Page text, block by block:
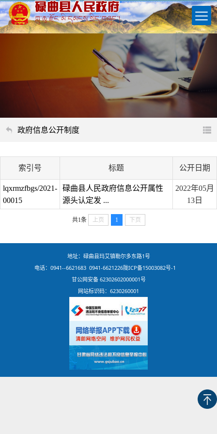
政府信息公开制度
索引号 标题 公开日期
lqxrmzfbgs/2021-
00015
碌曲县人民政府信息公开属性
源头认定发 ...
2022年05月
13日
共1条 上页 1 下页
地址：碌曲县玛艾镇勒尔多东路1号
电话：0941--6621683 0941-6621226陇ICP备15003082号-1
甘公网安备 62302602000001号
网站标识码：6230260001